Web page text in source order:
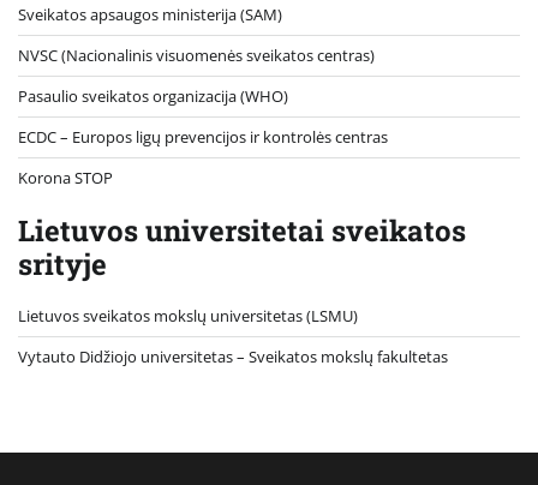
Sveikatos apsaugos ministerija (SAM)
NVSC (Nacionalinis visuomenės sveikatos centras)
Pasaulio sveikatos organizacija (WHO)
ECDC – Europos ligų prevencijos ir kontrolės centras
Korona STOP
Lietuvos universitetai sveikatos
srityje
Lietuvos sveikatos mokslų universitetas (LSMU)
Vytauto Didžiojo universitetas– Sveikatos mokslų fakultetas